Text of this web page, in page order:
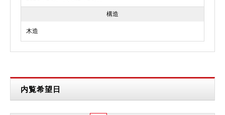
構造
木造
内覧希望日